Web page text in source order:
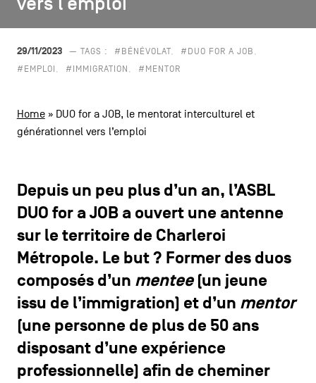
secondaire
POLITIQUE VIE PRIVÉE
FR NL EN
29/11/2023 — TAGS : #BÉNÉVOLAT
#DUO FOR A JOB
#EMPLOI
#IMMIGRATION #MENTOR
Home» DUO for a JOB, le mentorat interculturel et
générationnel vers l’emploi
Depuis un peu plus d’un an, l’ASBL
DUO for a JOB a ouvert une antenne
sur le territoire de Charleroi
Métropole. Le but ? Former des duos
composés d’un mentee(un jeune
issu de l’immigration) et d’un mentor
(une personne de plus de 50 ans
disposant d’une expérience
professionnelle) afin de cheminer